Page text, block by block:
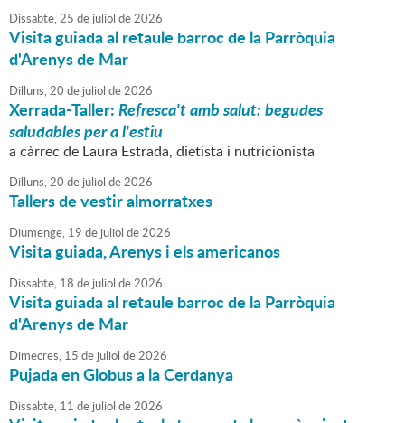
Dissabte,25 de juliol de2026
Visita guiada al retaule barroc de la Parròquia
d'Arenys de Mar
Dilluns,20 de juliol de2026
Xerrada-Taller:Refresca't amb salut: begudes
saludables per a l'estiu
a càrrec de Laura Estrada, dietista i nutricionista
Dilluns,20 de juliol de2026
Tallers de vestir almorratxes
Diumenge, 19 de juliol de2026
Visita guiada, Arenys i els americanos
Dissabte, 18 de juliol de2026
Visita guiada al retaule barroc de la Parròquia
d'Arenys de Mar
Dimecres, 15 de juliol de2026
Pujada en Globus a la Cerdanya
Dissabte, 11 de juliol de2026